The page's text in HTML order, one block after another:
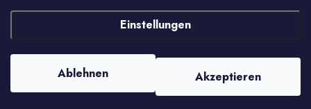
Einstellungen
Ablehnen Akzeptieren
Erstellt von Shoptet Premium
. Alle Rechte vorbehalten.Cookie-Einstellungen